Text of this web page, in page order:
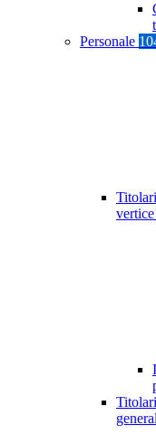
Personale
vertice